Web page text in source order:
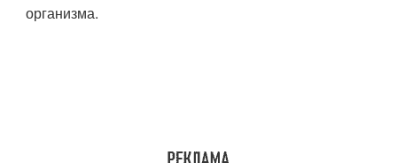
организма.